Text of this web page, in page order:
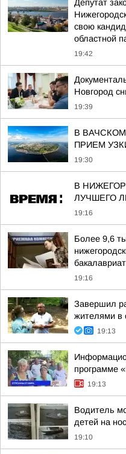
Депутат
свою
областной
19:42
Новгород
19:39
В
ПРИЕМ
19:30
В
ЛУЧШЕГО
19:16
Более 9,6
19:16
Завершил
жителями в
19:13
программе
19:13
Водитель
детей на
19:10